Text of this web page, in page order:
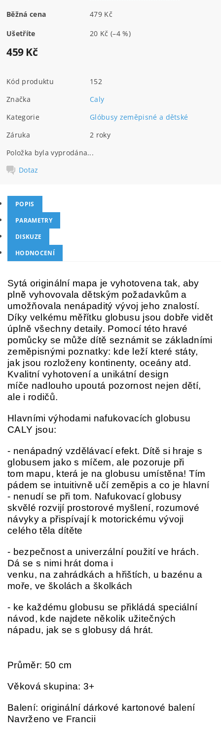
Běžná cena 479 Kč
Ušetříte 20 Kč(–4 %)
459 Kč
Kód produktu
152
Značka
Caly
Kategorie
Glóbusy zeměpisné a dětské
Záruka
2 roky
Položka byla vyprodána...
Dotaz
POPIS
PARAMETRY
DISKUZE
HODNOCENÍ
Sytá originální mapa je vyhotovena tak, aby
plně vyhovovala dětským požadavkům a
umožňovala nenápaditý vývoj jeho znalostí.
Díky velkému měřítku globusu jsou dobře vidět
úplně všechny detaily. Pomocí této hravé
pomůcky se může dítě seznámit se základními
zeměpisnými poznatky: kde leží které státy,
jak jsou rozloženy kontinenty, oceány atd.
Kvalitní vyhotovení a unikátní design
míče nadlouho upoutá pozornost nejen dětí,
ale i rodičů.
Hlavními výhodami nafukovacích globusu
CALY jsou:
- nenápadný vzdělávací efekt. Dítě si hraje s
globusem jako s míčem, ale pozoruje při
tom mapu, která je na globusu umístěna! Tím
pádem se intuitivně učí zeměpis a co je hlavní
- nenudí se při tom. Nafukovací globusy
skvělé rozvijí prostorové myšlení, rozumové
návyky a přispívají k motorickému vývoji
celého těla dítěte
- bezpečnost a univerzální použití ve hrách.
Dá se s nimi hrát doma i
venku, na zahrádkách a hřištích, u bazénu a
moře, ve školách a školkách
- ke každému globusu se přikládá speciální
návod, kde najdete několik užitečných
nápadu, jak se s globusy dá hrát.
Průměr: 50 cm
Věková skupina: 3+
Balení: originální dárkové kartonové balení
Navrženo ve Francii